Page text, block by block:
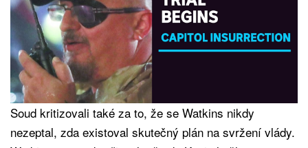
Soud kritizovali také za to, že se Watkins nikdy
nezeptal, zda existoval skutečný plán na svržení vlády.